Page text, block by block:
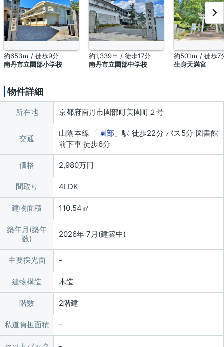
約653ｍ / 徒歩9分
南丹市立園部小学校
約1,339ｍ / 徒歩17分
南丹市立園部中学校
約501ｍ / 徒歩7
生身天満宮
物件詳細
所在地 京都府南丹市園部町美園町２号
交通
山陰本線 「園部 」駅 徒歩22分 バス5分 図書館
前下車 徒歩6分
価格 2,980万円
間取り 4LDK
建物面積 110.54㎡
築年月(築年
数)
2026年 7月(建築中)
主要採光面
建物構造 木造
階数 2階建
私道負担面積